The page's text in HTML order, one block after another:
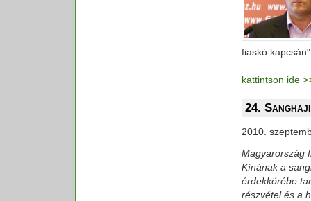
fiaskó
kattintson ide
24.
2010.
Magyarország
Kínának a
érdekkörébe
részvétel és a